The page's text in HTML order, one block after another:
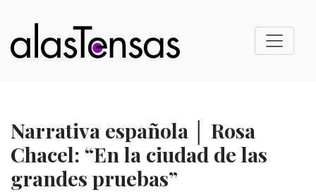
Narrativa española │ Rosa
Chacel: “En la ciudad de las
grandes pruebas”